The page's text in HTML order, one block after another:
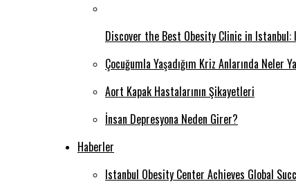
Discover the Best Obesity Clinic in Istanbul:
Çocuğumla Yaşadığım Kriz Anlarında Neler
Aort Kapak Hastalarının Şikayetleri
İnsan Depresyona Neden Girer?
Haberler
Istanbul Obesity Center Achieves Global